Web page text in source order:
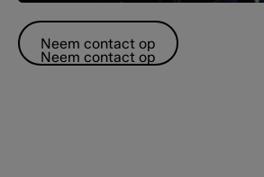
Neem contact op
Neem contact op